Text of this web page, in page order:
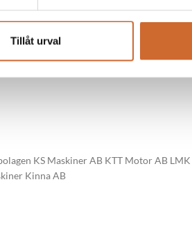
Tillåt urval
KS Maskiner AB KTT Motor AB
Kinna AB